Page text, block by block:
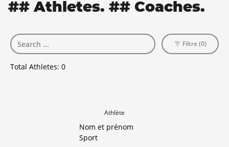
## Athletes. ## Coaches.
Total Athletes: 0
Filtre (0)
Athlète
Nom et prénom
Sport